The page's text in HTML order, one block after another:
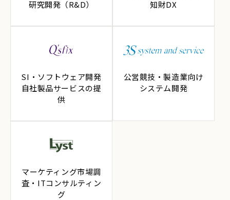
研究開発（R&D）
知財DX
SI・ソフトウェア開発
自社製品サービスの提
供
公営競技・製造業向け
システム開発
マーケティング市場調
査・ITコンサルティン
グ